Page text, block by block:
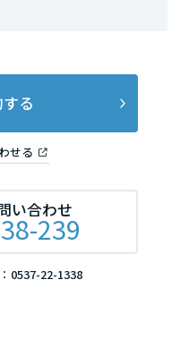
る
せる
い合わせ
239
0537-22-1338